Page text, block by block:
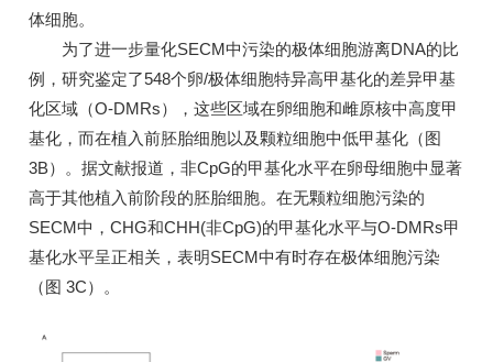
体细胞。
为了进一步量化SECM中污染的极体细胞游离DNA的比
例，研究鉴定了548个卵/极体细胞特异高甲基化的差异甲基
化区域（O-DMRs），这些区域在卵细胞和雌原核中高度甲
基化，而在植入前胚胎细胞以及颗粒细胞中低甲基化（图
3B）。据文献报道，非CpG的甲基化水平在卵母细胞中显著
高于其他植入前阶段的胚胎细胞。在无颗粒细胞污染的
SECM中，CHG和CHH(非CpG)的甲基化水平与O-DMRs甲
基化水平呈正相关，表明SECM中有时存在极体细胞污染
（图 3C）。